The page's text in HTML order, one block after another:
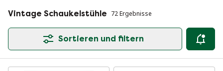
Vintage Schaukelstühle 72 Ergebnisse
Sortieren und filtern